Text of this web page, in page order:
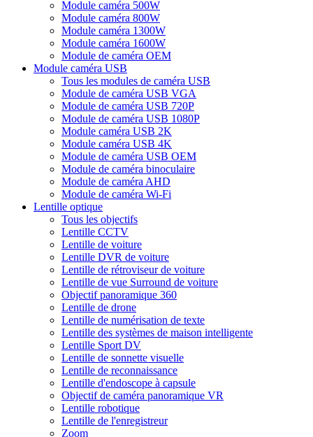
Module caméra 500W
Module caméra 800W
Module caméra 1300W
Module caméra 1600W
Module de caméra OEM
Module caméra USB
Tous les modules de caméra USB
Module de caméra USB VGA
Module de caméra USB 720P
Module de caméra USB 1080P
Module caméra USB 2K
Module caméra USB 4K
Module de caméra USB OEM
Module de caméra binoculaire
Module de caméra AHD
Module de caméra Wi-Fi
Lentille optique
Tous les objectifs
Lentille CCTV
Lentille de voiture
Lentille DVR de voiture
Lentille de rétroviseur de voiture
Lentille de vue Surround de voiture
Objectif panoramique 360
Lentille de drone
Lentille de numérisation de texte
Lentille des systèmes de maison intelligente
Lentille Sport DV
Lentille de sonnette visuelle
Lentille de reconnaissance
Lentille d'endoscope à capsule
Objectif de caméra panoramique VR
Lentille robotique
Lentille de l'enregistreur
Zoom